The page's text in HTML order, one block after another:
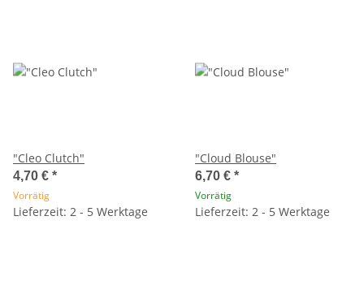
"Cleo Clutch"
4,70 € *
Vorrätig
Lieferzeit: 2 - 5 Werktage
"Cloud Blouse"
6,70 € *
Vorrätig
Lieferzeit: 2 - 5 Werktage